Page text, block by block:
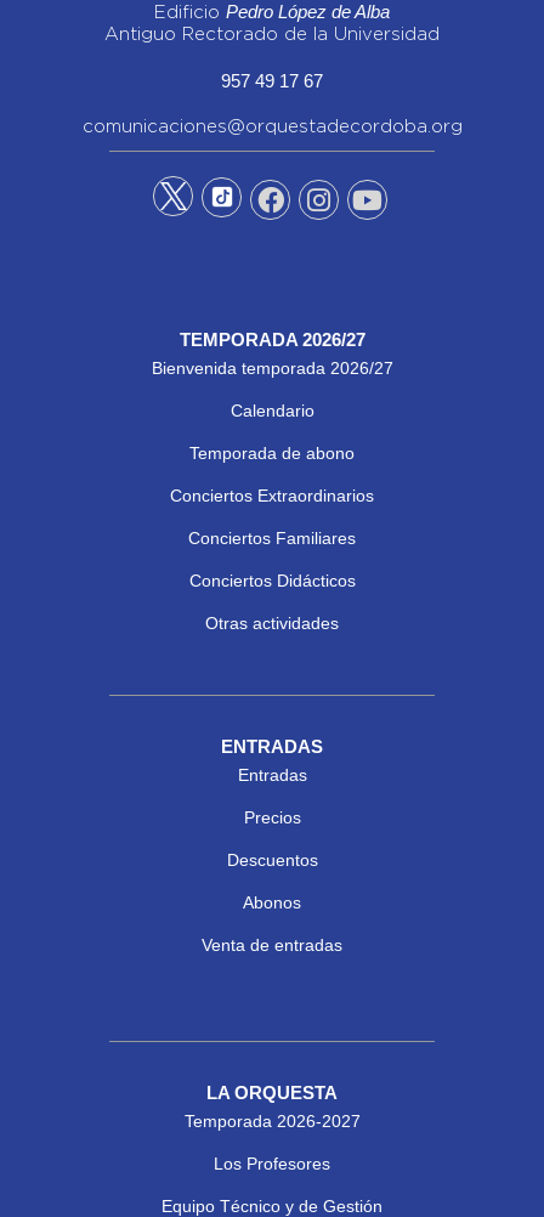
Edificio Pedro López de Alba
Antiguo Rectorado de la Universidad
957 49 17 67
comunicaciones@orquestadecordoba.org
TEMPORADA 2026/27
Bienvenida temporada 2026/27
Calendario
Temporada de abono
Conciertos Extraordinarios
Conciertos Familiares
Conciertos Didácticos
Otras actividades
ENTRADAS
Entradas
Precios
Descuentos
Abonos
Venta de entradas
LA ORQUESTA
Temporada 2026-2027
Los Profesores
Equipo Técnico y de Gestión